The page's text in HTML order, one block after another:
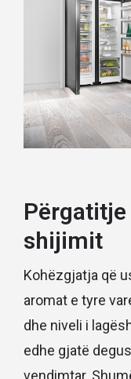
Përgatitje
shijimit
Kohëzgjatja që
aromat e tyre
dhe niveli i
edhe gjatë